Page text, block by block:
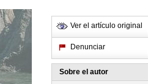
Ver el artículo original
Denunciar
Sobre el autor